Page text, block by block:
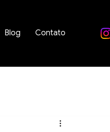
Blog Contato